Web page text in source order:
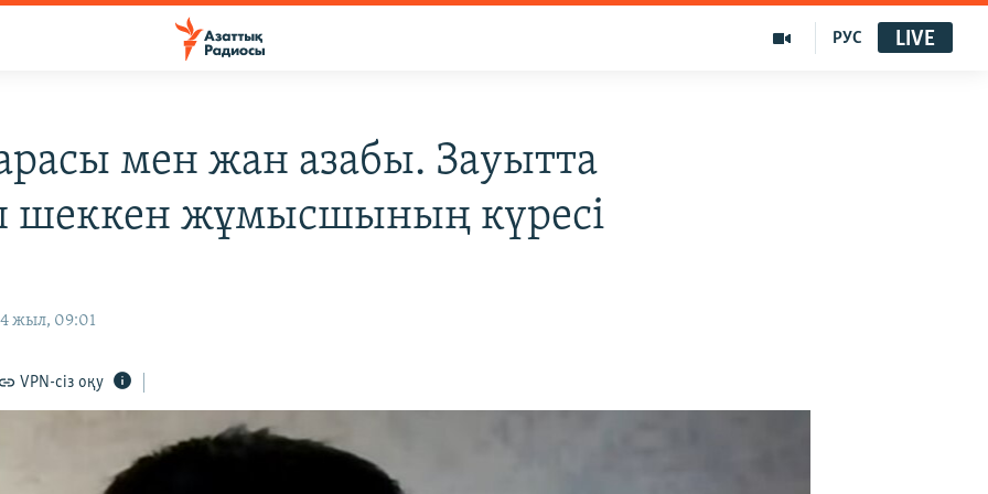
РУС LIVE
мен жан азабы. Зауытта
шеккен жұмысшының күресі
жыл, 09:01
VPN-сіз оқу